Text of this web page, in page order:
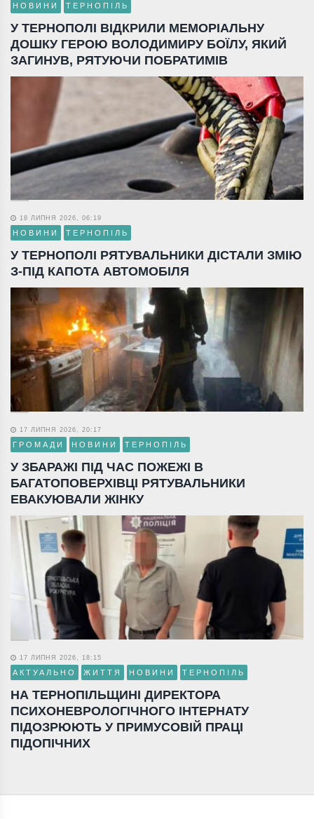
НОВИНИ ТЕРНОПІЛЬ
У ТЕРНОПОЛІ ВІДКРИЛИ МЕМОРІАЛЬНУ
ДОШКУ ГЕРОЮ ВОЛОДИМИРУ БОЇЛУ, ЯКИЙ
ЗАГИНУВ, РЯТУЮЧИ ПОБРАТИМІВ
18 ЛИПНЯ 2026, 06:19
НОВИНИ ТЕРНОПІЛЬ
У ТЕРНОПОЛІ РЯТУВАЛЬНИКИ ДІСТАЛИ ЗМІЮ
З-ПІД КАПОТА АВТОМОБІЛЯ
17 ЛИПНЯ 2026, 20:17
ГРОМАДИ НОВИНИ ТЕРНОПІЛЬ
У ЗБАРАЖІ ПІД ЧАС ПОЖЕЖІ В
БАГАТОПОВЕРХІВЦІ РЯТУВАЛЬНИКИ
ЕВАКУЮВАЛИ ЖІНКУ
17 ЛИПНЯ 2026, 18:15
АКТУАЛЬНО ЖИТТЯ НОВИНИ ТЕРНОПІЛЬ
НА ТЕРНОПІЛЬЩИНІ ДИРЕКТОРА
ПСИХОНЕВРОЛОГІЧНОГО ІНТЕРНАТУ
ПІДОЗРЮЮТЬ У ПРИМУСОВІЙ ПРАЦІ
ПІДОПІЧНИХ